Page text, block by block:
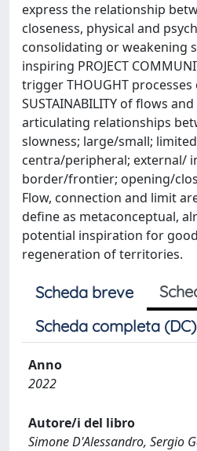
express the relationship
closeness, physical and
consolidating or weakening
inspiring PROJECT
trigger THOUGHT processes
SUSTAINABILITY of flows
articulating relationships
slowness; large/small;
centra/peripheral; external/
border/frontier; opening/
Flow, connection and limit
define as metaconceptual,
potential inspiration for
regeneration of territories.
Scheda breve
Scheda completa (DC)
Anno
2022
Autore/i del libro
Simone D'Alessandro, Sergio